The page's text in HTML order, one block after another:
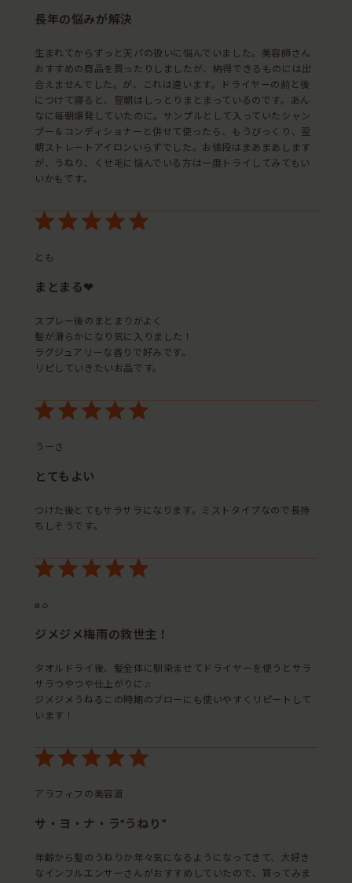
長年の悩みが解決
生まれてからずっと天パの扱いに悩んでいました。美容師さん
おすすめの商品を買ったりしましたが、納得できるものには出
合えませんでした。が、これは違います。ドライヤーの前と後
につけて寝ると、翌朝はしっとりまとまっているのです。あん
なに毎朝爆発していたのに。サンプルとして入っていたシャン
プー＆コンディショナーと併せて使ったら、もうびっくり、翌
朝ストレートアイロンいらずでした。お値段はまあまあします
が、うねり、くせ毛に悩んでいる方は一度トライしてみてもい
いかもです。
とも
まとまる❤︎
スプレー後のまとまりがよく
髪が滑らかになり気に入りました！
ラグジュアリーな香りで好みです。
リピしていきたいお品です。
うーさ
とてもよい
つけた後とてもサラサラになります。ミストタイプなので長持
ちしそうです。
a.o
ジメジメ梅雨の救世主！
タオルドライ後、髪全体に馴染ませてドライヤーを使うとサラ
サラつやつや仕上がりに♫
ジメジメうねるこの時期のブローにも使いやすくリピートして
います！
アラフィフの美容道
サ・ヨ・ナ・ラ“うねり”
年齢から髪のうねりか年々気になるようになってきて、大好き
なインフルエンサーさんがおすすめしていたので、買ってみま